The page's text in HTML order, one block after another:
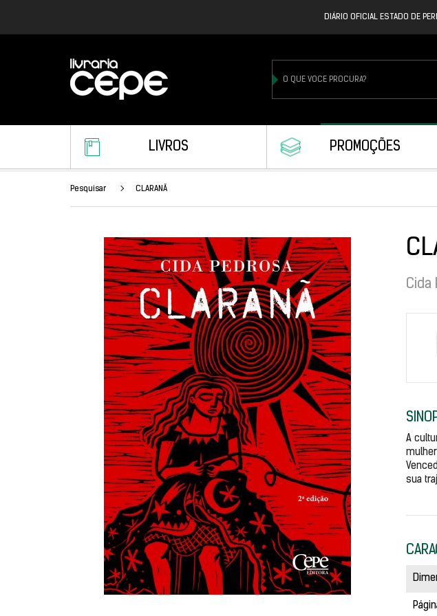
DIÁRIO OFICIAL ESTADO DE
LIVROS PROMOÇÕES
Pesquisar CLARANÃ
Cida
A
sua